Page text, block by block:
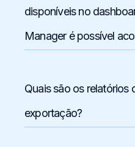
disponíveis no
Manager é possível
Quais são os relatórios
exportação?